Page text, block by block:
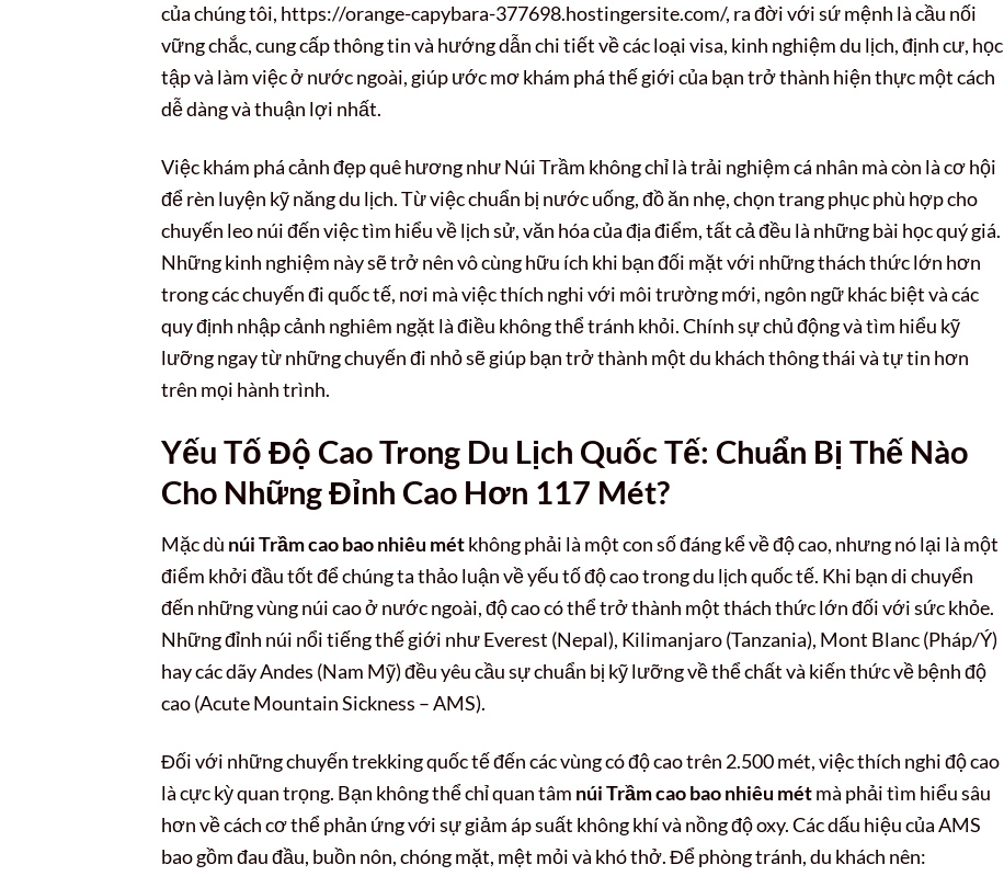
của chúng tôi, https://orange-capybara-377698.hostingersite.com/, ra đời với sứ mệnh là cầu nối
vững chắc, cung cấp thông tin và hướng dẫn chi tiết về các loại visa, kinh nghiệm du lịch, định cư, học
tập và làm việc ở nước ngoài, giúp ước mơ khám phá thế giới của bạn trở thành hiện thực một cách
dễ dàng và thuận lợi nhất.
Việc khám phá cảnh đẹp quê hương như Núi Trầm không chỉ là trải nghiệm cá nhân mà còn là cơ hội
để rèn luyện kỹ năng du lịch. Từ việc chuẩn bị nước uống, đồ ăn nhẹ, chọn trang phục phù hợp cho
chuyến leo núi đến việc tìm hiểu về lịch sử, văn hóa của địa điểm, tất cả đều là những bài học quý giá.
Những kinh nghiệm này sẽ trở nên vô cùng hữu ích khi bạn đối mặt với những thách thức lớn hơn
trong các chuyến đi quốc tế, nơi mà việc thích nghi với môi trường mới, ngôn ngữ khác biệt và các
quy định nhập cảnh nghiêm ngặt là điều không thể tránh khỏi. Chính sự chủ động và tìm hiểu kỹ
lưỡng ngay từ những chuyến đi nhỏ sẽ giúp bạn trở thành một du khách thông thái và tự tin hơn
trên mọi hành trình.
Yếu Tố Độ Cao Trong Du Lịch Quốc Tế: Chuẩn Bị Thế Nào
Cho Những Đỉnh Cao Hơn 117 Mét?
Mặc dù núi Trầm cao bao nhiêu métkhông phải là một con số đáng kể về độ cao, nhưng nó lại là một
điểm khởi đầu tốt để chúng ta thảo luận về yếu tố độ cao trong du lịch quốc tế. Khi bạn di chuyển
đến những vùng núi cao ở nước ngoài, độ cao có thể trở thành một thách thức lớn đối với sức khỏe.
Những đỉnh núi nổi tiếng thế giới như Everest (Nepal), Kilimanjaro (Tanzania), Mont Blanc (Pháp/Ý)
hay các dãy Andes (Nam Mỹ) đều yêu cầu sự chuẩn bị kỹ lưỡng về thể chất và kiến thức về bệnh độ
cao (Acute Mountain Sickness – AMS).
Đối với những chuyến trekking quốc tế đến các vùng có độ cao trên 2.500 mét, việc thích nghi độ cao
là cực kỳ quan trọng. Bạn không thể chỉ quan tâm núi Trầm cao bao nhiêu métmà phải tìm hiểu sâu
hơn về cách cơ thể phản ứng với sự giảm áp suất không khí và nồng độ oxy. Các dấu hiệu của AMS
bao gồm đau đầu, buồn nôn, chóng mặt, mệt mỏi và khó thở. Để phòng tránh, du khách nên: